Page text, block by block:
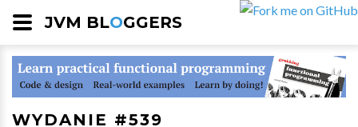
JVM BLOGGERS
WYDANIE #539